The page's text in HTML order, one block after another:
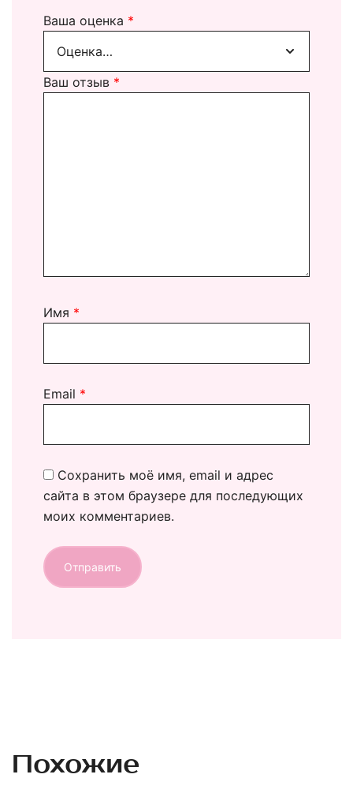
Ваша оценка *
Ваш отзыв *
Имя *
Email *
Сохранить моё имя, email и адрес
сайта в этом браузере для последующих
моих комментариев.
Похожие